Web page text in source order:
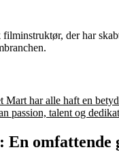
filminstruktør, der har
Mart har alle haft en
passion, talent og
omfattende